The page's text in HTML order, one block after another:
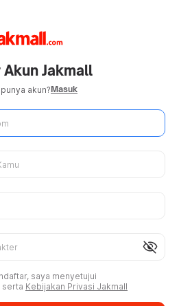
Jakmall
akun?Masuk
visibility_off
saya menyetujui
serta Kebijakan Privasi Jakmall